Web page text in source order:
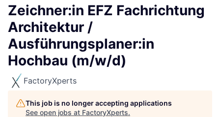
Zeichner:in EFZ Fachrichtung
Architektur /
Ausführungsplaner:in
Hochbau (m/w/d)
FactoryXperts
This job is no longer accepting applications
See open jobs at FactoryXperts.